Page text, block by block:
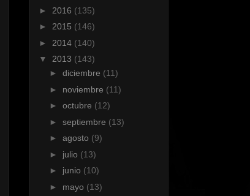
► 2016 (135)
► 2015 (146)
► 2014 (140)
▼ 2013 (143)
► diciembre (11)
► noviembre (11)
► octubre (12)
► septiembre (13)
► agosto (9)
► julio (13)
► junio (10)
► mayo (13)